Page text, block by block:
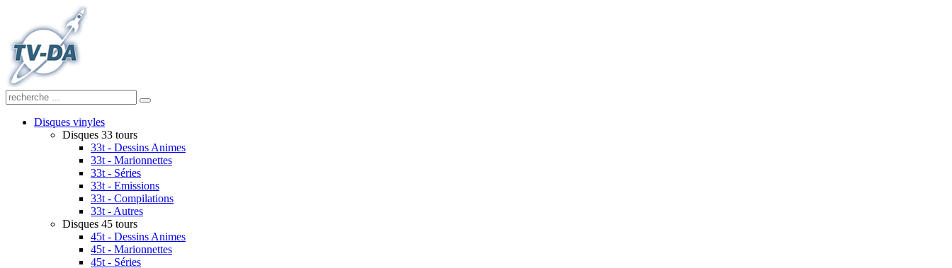
Disques vinyles
Disques 33 tours
33t - Dessins Animes
33t - Marionnettes
33t - Séries
33t - Emissions
33t - Compilations
33t - Autres
Disques 45 tours
45t - Dessins Animes
45t - Marionnettes
45t - Séries